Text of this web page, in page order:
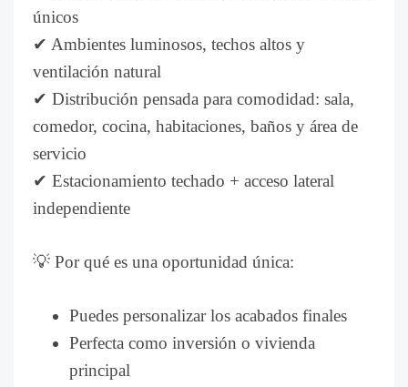
únicos
✔ Ambientes luminosos, techos altos y
ventilación natural
✔ Distribución pensada para comodidad: sala,
comedor, cocina, habitaciones, baños y área de
servicio
✔ Estacionamiento techado + acceso lateral
independiente
💡 Por qué es una oportunidad única:
Puedes personalizar los acabados finales
Perfecta como inversión o vivienda
principal